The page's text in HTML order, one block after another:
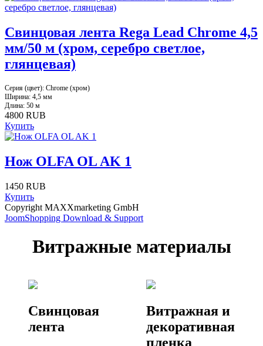
Свинцовая лента Rega Lead Chrome 4,5
мм/50 м (хром, серебро светлое,
глянцевая)
Серия (цвет): Chrome (хром)
Ширина: 4,5 мм
Длина: 50 м
4800 RUB
Купить
Нож OLFA OL AK 1
1450 RUB
Купить
Copyright MAXXmarketing GmbH
JoomShopping Download & Support
Витражные материалы
Свинцовая
лента
Витражная и
декоративная
пленка